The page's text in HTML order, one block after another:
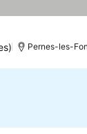
Pernes-les-